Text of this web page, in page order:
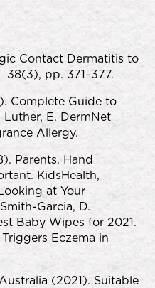
Contact Dermatitis to
38(3), pp. 371–377.
Complete Guide to
Luther, E. DermNet
Allergy.
Parents. Hand
KidsHealth,
at Your
Smith-Garcia, D.
Baby Wipes for 2021.
Eczema in
(2021). Suitable